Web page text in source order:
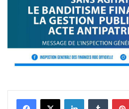
LinkedinTumblr